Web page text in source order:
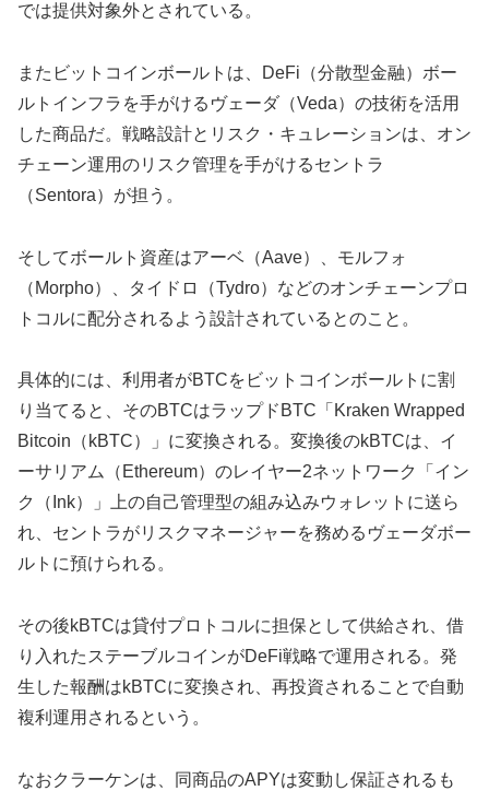
では提供対象外とされている。
またビットコインボールトは、DeFi（分散型金融）ボー
ルトインフラを手がけるヴェーダ（Veda）の技術を活用
した商品だ。戦略設計とリスク・キュレーションは、オン
チェーン運用のリスク管理を手がけるセントラ
（Sentora）が担う。
そしてボールト資産はアーベ（Aave）、モルフォ
（Morpho）、タイドロ（Tydro）などのオンチェーンプロ
トコルに配分されるよう設計されているとのこと。
具体的には、利用者がBTCをビットコインボールトに割
り当てると、そのBTCはラップドBTC「Kraken Wrapped
Bitcoin（kBTC）」に変換される。変換後のkBTCは、イ
ーサリアム（Ethereum）のレイヤー2ネットワーク「イン
ク（Ink）」上の自己管理型の組み込みウォレットに送ら
れ、セントラがリスクマネージャーを務めるヴェーダボー
ルトに預けられる。
その後kBTCは貸付プロトコルに担保として供給され、借
り入れたステーブルコインがDeFi戦略で運用される。発
生した報酬はkBTCに変換され、再投資されることで自動
複利運用されるという。
なおクラーケンは、同商品のAPYは変動し保証されるも